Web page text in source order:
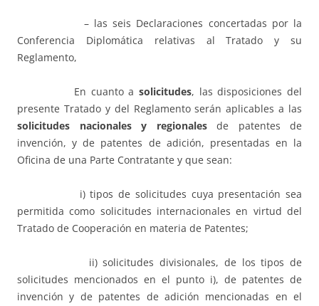
– las seis Declaraciones concertadas por la
Conferencia Diplomática relativas al Tratado y su
Reglamento,
En cuanto a solicitudes, las disposiciones del
presente Tratado y del Reglamento serán aplicables a las
solicitudes nacionales y regionalesde patentes de
invención, y de patentes de adición, presentadas en la
Oficina de una Parte Contratante y que sean:
i) tipos de solicitudes cuya presentación sea
permitida como solicitudes internacionales en virtud del
Tratado de Cooperación en materia de Patentes;
ii) solicitudes divisionales, de los tipos de
solicitudes mencionados en el punto i), de patentes de
invención y de patentes de adición mencionadas en el